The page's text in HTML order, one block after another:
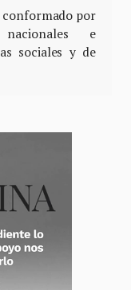
por
e
sociales y de